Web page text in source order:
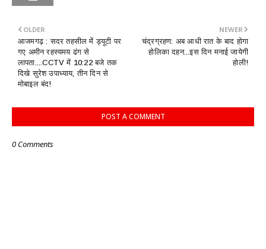
NEWER
चंद्रग्रहण: अब आधी रात के बाद होगा
होलिका दहन...इस दिन मनाई जायेगी
होली!
OLDER
आजमगढ़ : सदर तहसील में ड्यूटी पर
गए अमीन रहस्यमय ढंग से
लापता....CCTV में 10:22 बजे तक
दिखे सुरेश उपाध्याय, तीन दिन से
मोबाइल बंद!
POST A COMMENT
0 Comments